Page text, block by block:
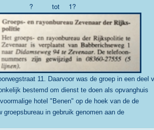
? tot 1?
11. Daarvoor was de groep in een deel
bestemd om dienst te doen als opvanghuis
hotel "Benen" op de hoek van de de
groepsbureau in gebruik genomen aan de